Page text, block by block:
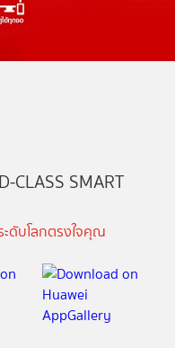
CLASS SMART
ดับโลกตรงใจคุณ